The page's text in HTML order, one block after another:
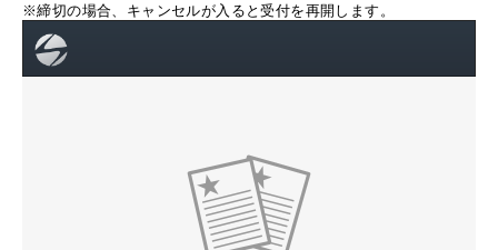
※締切の場合、キャンセルが入ると受付を再開します。